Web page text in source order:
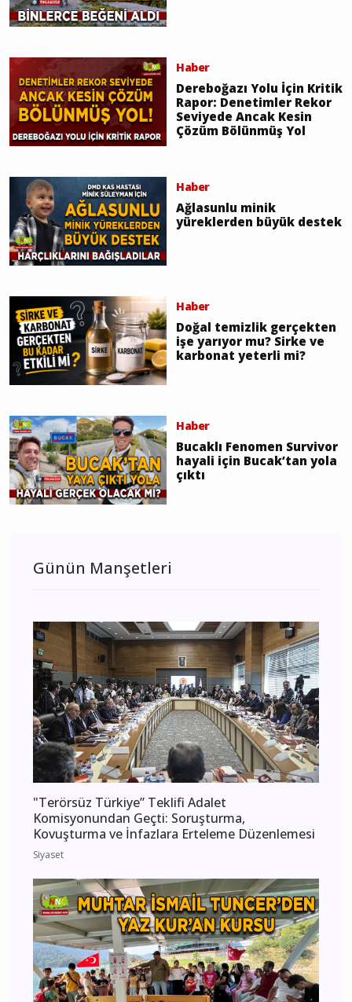
Haber
Dereboğazı Yolu İçin Kritik
Rapor: Denetimler Rekor
Seviyede Ancak Kesin
Çözüm Bölünmüş Yol
Haber
Ağlasunlu minik
yüreklerden büyük destek
Haber
Doğal temizlik gerçekten
işe yarıyor mu? Sirke ve
karbonat yeterli mi?
Haber
Bucaklı Fenomen Survivor
hayali için Bucak’tan yola
çıktı
Günün Manşetleri
"Terörsüz Türkiye” Teklifi Adalet
Komisyonundan Geçti: Soruşturma,
Kovuşturma ve İnfazlara Erteleme Düzenlemesi
Siyaset